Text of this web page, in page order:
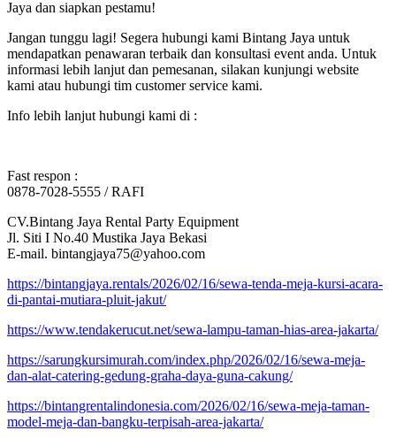
Jaya dan siapkan pestamu!
Jangan tunggu lagi! Segera hubungi kami Bintang Jaya untuk
mendapatkan penawaran terbaik dan konsultasi event anda. Untuk
informasi lebih lanjut dan pemesanan, silakan kunjungi website
kami atau hubungi tim customer service kami.
Info lebih lanjut hubungi kami di :
Fast respon :
0878-7028-5555 / RAFI
CV.Bintang Jaya Rental Party Equipment
Jl. Siti I No.40 Mustika Jaya Bekasi
E-mail. bintangjaya75@yahoo.com
https://bintangjaya.rentals/2026/02/16/sewa-tenda-meja-kursi-acara-
di-pantai-mutiara-pluit-jakut/
https://www.tendakerucut.net/sewa-lampu-taman-hias-area-jakarta/
https://sarungkursimurah.com/index.php/2026/02/16/sewa-meja-
dan-alat-catering-gedung-graha-daya-guna-cakung/
https://bintangrentalindonesia.com/2026/02/16/sewa-meja-taman-
model-meja-dan-bangku-terpisah-area-jakarta/